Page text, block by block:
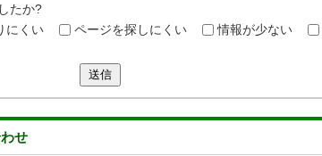
たか?
にくい ページを探しにくい 情報が少ない
送信
せ